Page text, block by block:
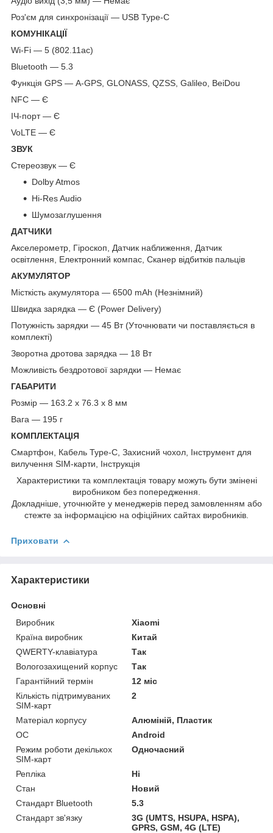
Роз'єм для синхронізації — USB Type-C
КОМУНІКАЦІЇ
Wi-Fi — 5 (802.11ac)
Bluetooth — 5.3
Функція GPS — A-GPS, GLONASS, QZSS, Galileo, BeiDou
NFC — Є
ІЧ-порт — Є
VoLTE — Є
ЗВУК
Стереозвук — Є
Dolby Atmos
Hi-Res Audio
Шумозаглушення
ДАТЧИКИ
Акселерометр, Гіроскоп, Датчик наближення, Датчик
освітлення, Електронний компас, Сканер відбитків пальців
АКУМУЛЯТОР
Місткість акумулятора — 6500 mAh (Незнімний)
Швидка зарядка — Є (Power Delivery)
Потужність зарядки — 45 Вт (Уточнювати чи поставляється в
комплекті)
Зворотна дротова зарядка — 18 Вт
Можливість бездротової зарядки — Немає
ГАБАРИТИ
Розмір — 163.2 x 76.3 x 8 мм
Вага — 195 г
КОМПЛЕКТАЦІЯ
Смартфон, Кабель Type-C, Захисний чохол, Інструмент для
вилучення SIM-карти, Інструкція
Характеристики та комплектація товару можуть бути змінені
виробником без попередження.
Докладніше, уточнюйте у менеджерів перед замовленням або
стежте за інформацією на офіційних сайтах виробників.
Приховати
Характеристики
Основні
Виробник
Xiaomi
Країна виробник
Китай
QWERTY-клавіатура
Так
Вологозахищений корпус
Так
Гарантійний термін
12 міс
Кількість підтримуваних
SIM-карт
2
Матеріал корпусу
Алюміній, Пластик
ОС
Android
Режим роботи декількох
SIM-карт
Одночасний
Репліка
Ні
Стан
Новий
Стандарт Bluetooth
5.3
Стандарт зв'язку
3G (UMTS, HSUPA, HSPA),
GPRS, GSM, 4G (LTE)